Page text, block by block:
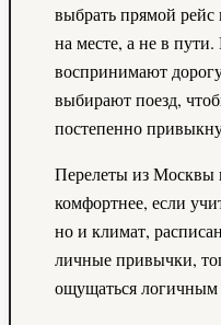
выбрать прямой
на месте, а не в
воспринимают
выбирают поезд,
постепенно
Перелеты из Москвы
комфортнее, если
но и климат,
личные привычки,
ощущаться